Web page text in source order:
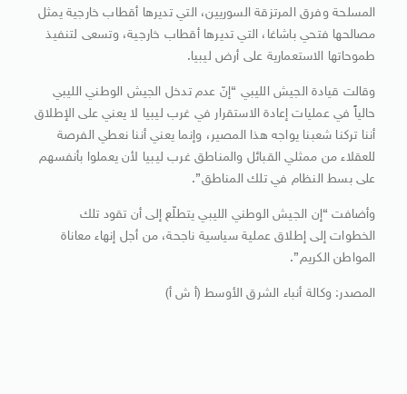
المسلحة وفرق المرتزقة السوريين، التي تديرها أقطاب خارجية يمثل
مصالحها فتحي باشاغا، التي تديرها أقطاب خارجية، وتسعى لتنفيذ
طموحاتها الاستعمارية على أرض ليبيا.
وقالت قيادة الجيش الليبي “إنّ عدم تدخل الجيش الوطني الليبي
حالياً في عمليات إعادة الاستقرار في غرب ليبيا لا يعني على الإطلاق
أننا تركنا شعبنا يواجه هذا المصير، وإنما يعني أننا نعطي الفرصة
للعقلاء من ممثلي القبائل والمناطق غرب ليبيا لأن يعملوا بأنفسهم
على بسط النظام في تلك المناطق”.
وأضافت “إن الجيش الوطني الليبي يتطلّع إلى أن تقود تلك
الخطوات إلى إطلاق عملية سياسية ناجحة، من أجل إنهاء معاناة
المواطن الكريم”.
المصدر: وكالة أنباء الشرق الأوسط (أ ش أ)